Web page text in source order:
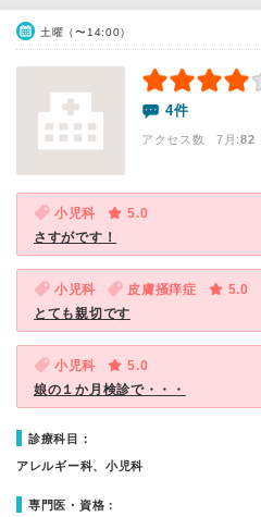
土曜（〜14:00）
4件
アクセス数 7月:82
小児科
5.0
さすがです！
小児科 皮膚掻痒症
5.0
とても親切です
小児科
5.0
娘の１か月検診で・・・
診療科目：
アレルギー科、小児科
専門医・資格：